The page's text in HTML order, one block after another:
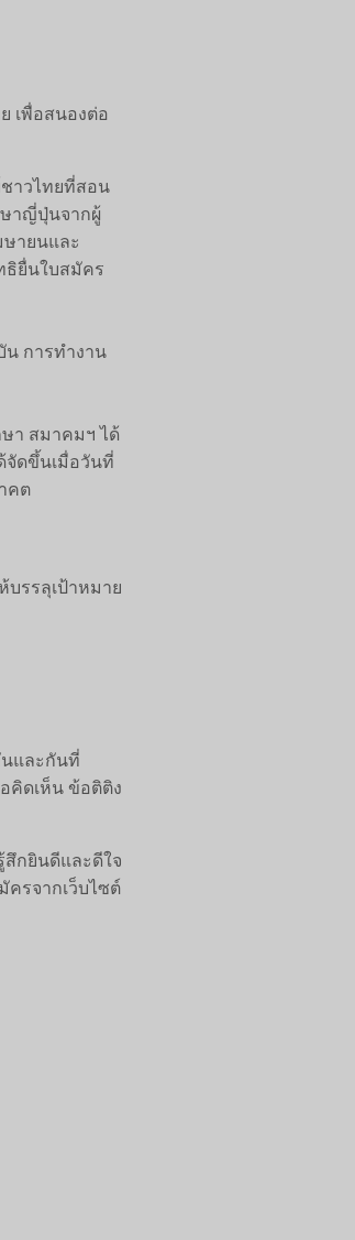
เพื่อสนองต่อ
าวไทยที่สอน
าญี่ปุ่นจากผู้
ษายนและ
ธิยื่นใบสมัคร
การทำงาน
า สมาคมฯ ได้
จัดขึ้นเมื่อวันที่
คต
รรลุเป้าหมาย
นและกันที่
คิดเห็น ข้อติติง
กยินดีและดีใจ
รจากเว็บไซต์